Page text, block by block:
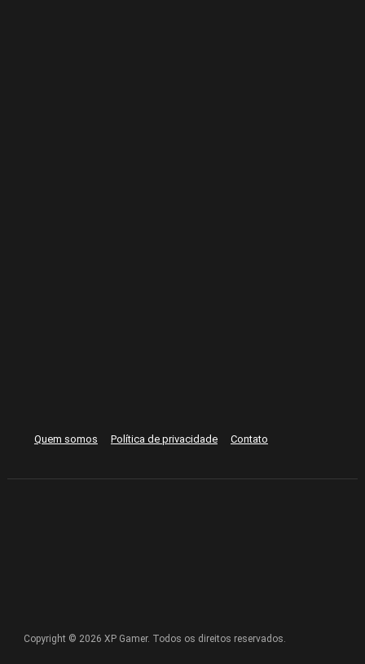
Quem somos Política de privacidade Contato
Copyright © 2026 XP Gamer. Todos os direitos reservados.